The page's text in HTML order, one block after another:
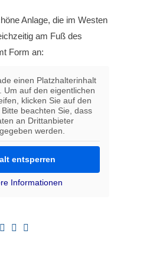
Anlage, die im Westen
am Fuß des
Form an:
einen Platzhalterinhalt
. Um auf den eigentlichen
klicken Sie auf den
beachten Sie, dass
an Drittanbieter
werden.
entsperren
Informationen